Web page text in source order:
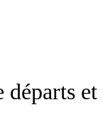
départs et